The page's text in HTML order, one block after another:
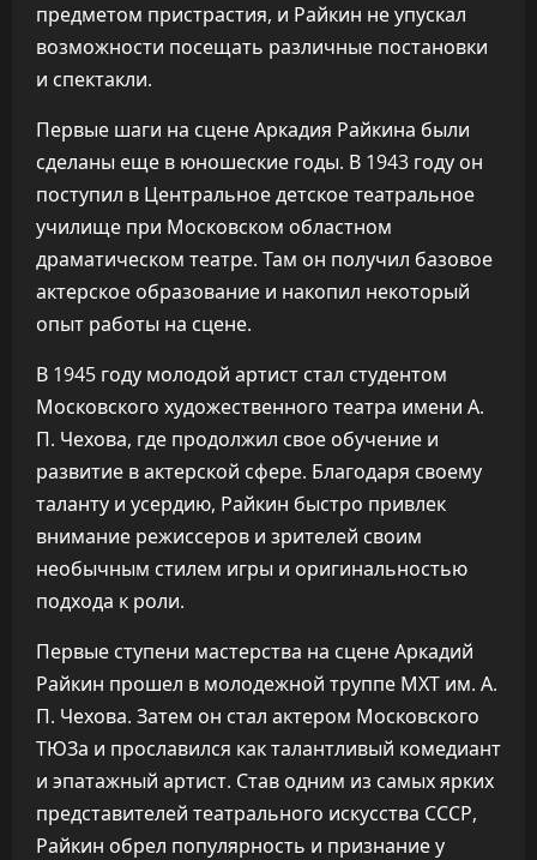
предметом пристрастия, и Райкин не упускал
возможности посещать различные постановки
и спектакли.
Первые шаги на сцене Аркадия Райкина были
сделаны еще в юношеские годы. В 1943 году он
поступил в Центральное детское театральное
училище при Московском областном
драматическом театре. Там он получил базовое
актерское образование и накопил некоторый
опыт работы на сцене.
В 1945 году молодой артист стал студентом
Московского художественного театра имени А.
П. Чехова, где продолжил свое обучение и
развитие в актерской сфере. Благодаря своему
таланту и усердию, Райкин быстро привлек
внимание режиссеров и зрителей своим
необычным стилем игры и оригинальностью
подхода к роли.
Первые ступени мастерства на сцене Аркадий
Райкин прошел в молодежной труппе МХТ им. А.
П. Чехова. Затем он стал актером Московского
ТЮЗа и прославился как талантливый комедиант
и эпатажный артист. Став одним из самых ярких
представителей театрального искусства СССР,
Райкин обрел популярность и признание у